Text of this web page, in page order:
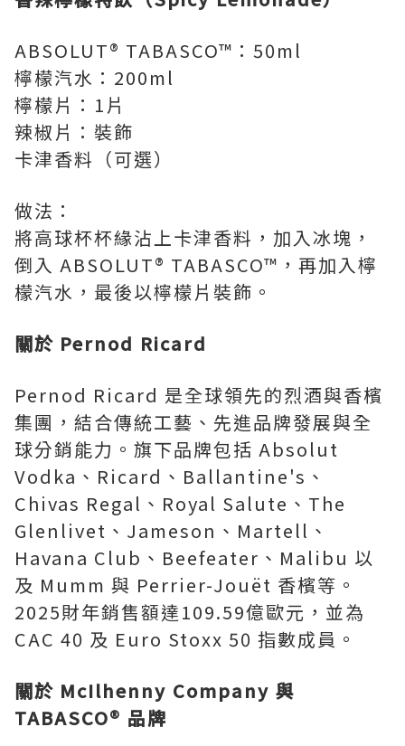
ABSOLUT® TABASCO™：50ml
檸檬汽水：200ml
檸檬片：1片
辣椒片：裝飾
卡津香料（可選）
做法：
將高球杯杯緣沾上卡津香料，加入冰塊，
倒入 ABSOLUT® TABASCO™，再加入檸
檬汽水，最後以檸檬片裝飾。
關於 Pernod Ricard
Pernod Ricard 是全球領先的烈酒與香檳
集團，結合傳統工藝、先進品牌發展與全
球分銷能力。旗下品牌包括 Absolut
Vodka、Ricard、Ballantine's、
Chivas Regal、Royal Salute、The
Glenlivet、Jameson、Martell、
Havana Club、Beefeater、Malibu 以
及 Mumm 與 Perrier-Jouët 香檳等。
2025財年銷售額達109.59億歐元，並為
CAC 40 及 Euro Stoxx 50 指數成員。
關於 McIlhenny Company 與
TABASCO® 品牌